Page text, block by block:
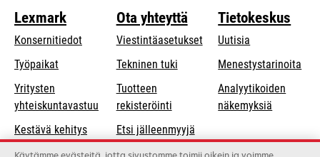
Lexmark
Konsernitiedot
Työpaikat
Yritysten
yhteiskuntavastuu opens
a
Kestävä kehitys
Lexmarkin
Ota yhteyttä
Viestintäasetukset
Tekninen tukiopens
tab
Tuotteen
rekisteröinti
Etsi jälleenmyyjä
Luettelo
Tietokeskus
Uutisia
Menestystarinoita
Analyytikoiden
näkemyksiä